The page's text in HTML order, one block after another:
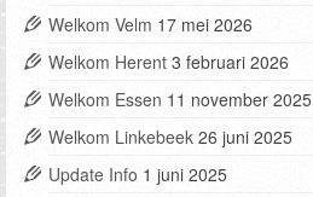
Welkom Velm 17 mei 2026
Welkom Herent 3 februari 2026
Welkom Essen 11 november 2025
Welkom Linkebeek 26 juni 2025
Update Info 1 juni 2025